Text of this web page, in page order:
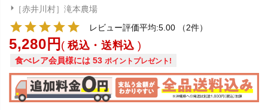
［赤井川村］滝本農場
レビュー評価平均:5.00
（2件）
5,280 税込・送料込
食べレア会員様には 53 ポイントプレゼント!